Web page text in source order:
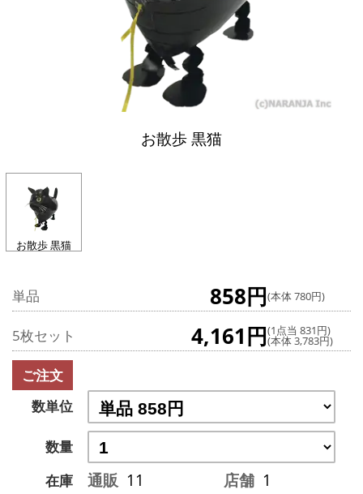
お散歩 黒猫
お散歩 黒猫
単品 858円(本体 780円)
5枚セット 4,161円(1点当 831円)
(本体 3,783円)
ご注文
数単位
数量
在庫
通販 11 店舗 1